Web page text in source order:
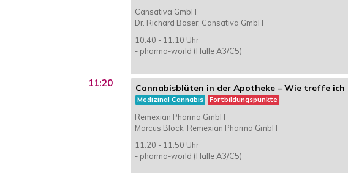
Cansativa GmbH
Dr. Richard Böser, Cansativa GmbH
10:40 - 11:10 Uhr
- pharma-world (Halle A3/C5)
11:20 Cannabisblüten in der Apotheke – Wie treffe
Medizinal Cannabis Fortbildungspunkte
Remexian Pharma GmbH
Marcus Block, Remexian Pharma GmbH
11:20 - 11:50 Uhr
- pharma-world (Halle A3/C5)